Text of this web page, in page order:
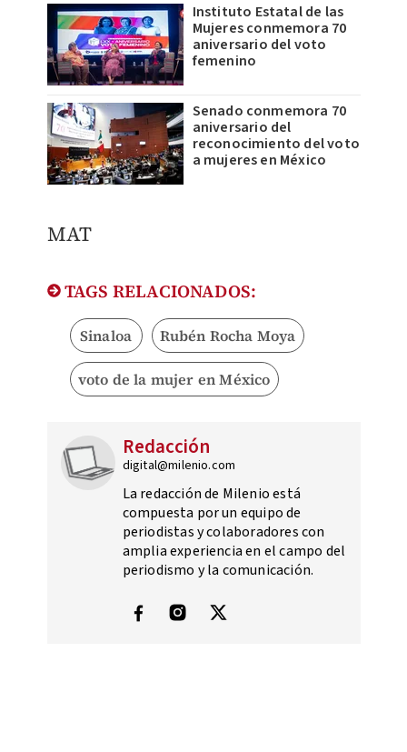
Instituto Estatal de las
Mujeres conmemora 70
aniversario del voto
femenino
Senado conmemora 70
aniversario del
reconocimiento del voto
a mujeres en México
MAT
TAGS RELACIONADOS:
Sinaloa Rubén Rocha Moya
voto de la mujer en México
Redacción
digital@milenio.com
La redacción de Milenio está
compuesta por un equipo de
periodistas y colaboradores con
amplia experiencia en el campo del
periodismo y la comunicación.